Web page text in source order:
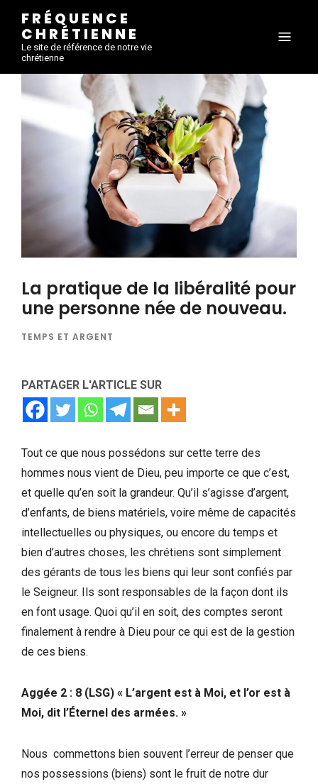
FRÉQUENCE
CHRÉTIENNE
Le site de référence de notre vie
chrétienne
La pratique de la libéralité pour
une personne née de nouveau.
TEMPS ET ARGENT
PARTAGER L'ARTICLE SUR
Tout ce que nous possédons sur cette terre des
hommes nous vient de Dieu, peu importe ce que c’est,
et quelle qu’en soit la grandeur. Qu’il s’agisse d’argent,
d’enfants, de biens matériels, voire même de capacités
intellectuelles ou physiques, ou encore du temps et
bien d’autres choses, les chrétiens sont simplement
des gérants de tous les biens qui leur sont confiés par
le Seigneur. Ils sont responsables de la façon dont ils
en font usage. Quoi qu’il en soit, des comptes seront
finalement à rendre à Dieu pour ce qui est de la gestion
de ces biens.
Aggée 2 : 8 (LSG) « L’argent est à Moi, et l’or est à
Moi, dit l’Éternel des armées. »
Nous commettons bien souvent l’erreur de penser que
nos possessions (biens) sont le fruit de notre dur